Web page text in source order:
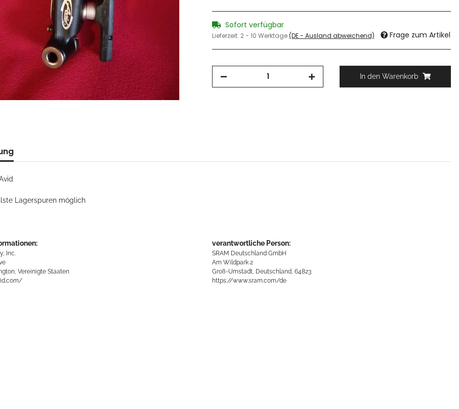
Sofort verfügbar
Lieferzeit: 2 - 10 Werktage(DE - Ausland abweichend) Frage zum Artikel
In den Warenkorb
Lagerspuren möglich
Inc.
Vereinigte Staaten
verantwortliche Person:
SRAM Deutschland GmbH
Am Wildpark 2
Groß-Umstadt, Deutschland, 64823
https://www.sram.com/de